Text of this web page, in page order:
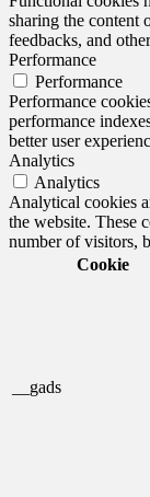
sharing the content
feedbacks, and
Performance
Performance
Performance
performance
better user
Analytics
Analytics
Analytical cookies
the website. These
number of visitors,
Cookie
__gads